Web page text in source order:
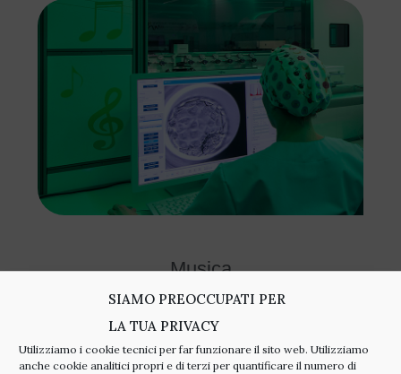
SIAMO PREOCCUPATI PER
LA TUA PRIVACY
Utilizziamo i cookie tecnici per far funzionare il sito web. Utilizziamo
anche cookie analitici propri e di terzi per quantificare il numero di
Musica
trattamenti di FIVaumenta del 5% grazie alle vibrazioni
musicali.
La musica è presente in tutte le fasi del